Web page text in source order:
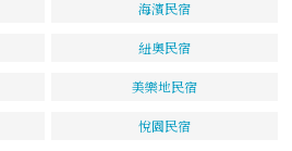
海濱民宿
紐奧民宿
美樂地民宿
悅園民宿